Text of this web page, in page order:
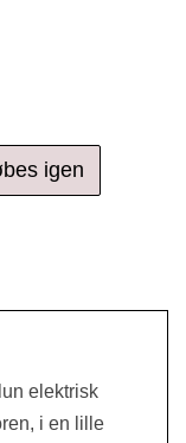
igen
elektrisk
i en lille